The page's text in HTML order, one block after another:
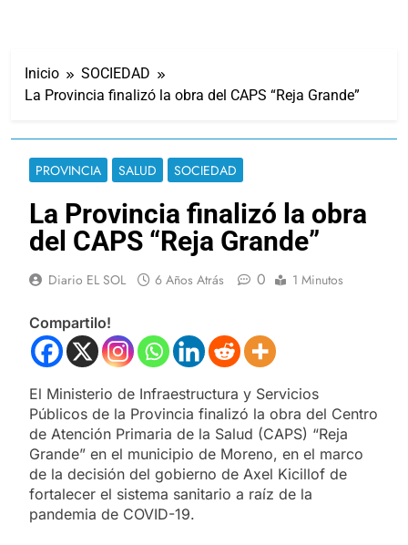
Inicio
SOCIEDAD
La Provincia finalizó la obra del CAPS “Reja Grande”
PROVINCIA SALUD SOCIEDAD
La Provincia finalizó la obra
del CAPS “Reja Grande”
Diario EL SOL 6 Años Atrás 0 1 Minutos
Compartilo!
El Ministerio de Infraestructura y Servicios
Públicos de la Provincia finalizó la obra del Centro
de Atención Primaria de la Salud (CAPS) “Reja
Grande” en el municipio de Moreno, en el marco
de la decisión del gobierno de Axel Kicillof de
fortalecer el sistema sanitario a raíz de la
pandemia de COVID-19.